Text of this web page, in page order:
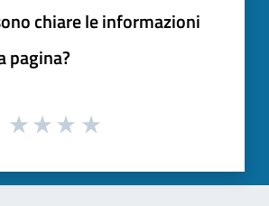
chiare le informazioni
pagina?